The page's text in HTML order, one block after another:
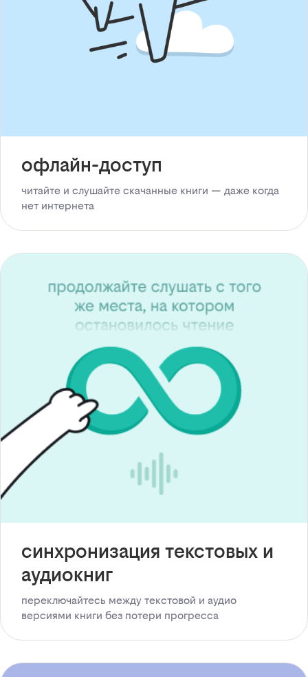
офлайн-доступ
читайте и слушайте скачанные книги — даже когда
нет интернета
синхронизация текстовых и
аудиокниг
переключайтесь между текстовой и аудио
версиями книги без потери прогресса